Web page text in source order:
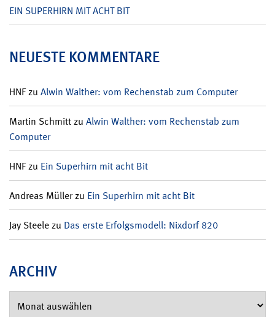
EIN SUPERHIRN MIT ACHT BIT
NEUESTE KOMMENTARE
HNFzu Alwin Walther: vom Rechenstab zum Computer
Martin Schmittzu Alwin Walther: vom Rechenstab zum
Computer
HNFzu Ein Superhirn mit acht Bit
Andreas Müllerzu Ein Superhirn mit acht Bit
Jay Steelezu Das erste Erfolgsmodell: Nixdorf 820
ARCHIV